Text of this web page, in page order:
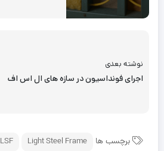
نوشته بعدی
اجرای فونداسیون در سازه های ال اس اف
برچسب ها Light Steel Frame
LSF